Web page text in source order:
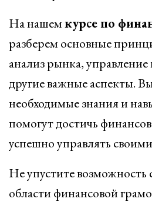
На нашемкурсе по
разберем основные
анализ рынка,
другие важные аспекты.
необходимые знания и
помогут достичь
успешно управлять
Не упустите возможность
области финансовой